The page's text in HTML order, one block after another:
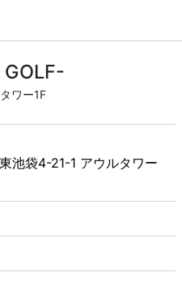
ワー1F
池袋4-21-1 アウルタワー